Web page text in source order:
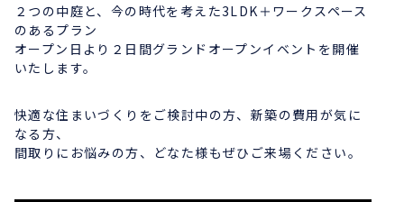
２つの中庭と、今の時代を考えた3LDK＋ワークスペース
のあるプラン
オープン日より２日間グランドオープンイベントを開催
いたします。
快適な住まいづくりをご検討中の方、新築の費用が気に
なる方、
間取りにお悩みの方、どなた様もぜひご来場ください。